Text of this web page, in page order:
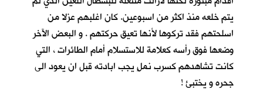
يتم خلعه منذ اكثر من اسبوعين. كان اغلبهم عزلا من
اسلحتهم فقد تركوها لأنها تعيق حركتهم . و البعض الآخر
وضعها فوق رأسه كعلامة للاستسلام أمام الطائرات ، التي
كانت تشاهدهم كسرب نملٍ يجب ابادته قبل ان يعود الى
جحره و يختبئ !